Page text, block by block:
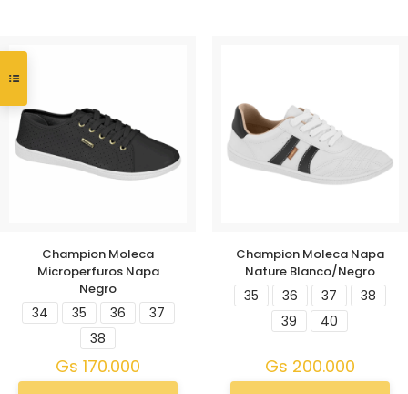
Champion Moleca
Microperfuros Napa
Negro
34 35 36
37
38
Gs 170.000
Champion Moleca Napa
Nature Blanco/Negro
35 36 37
38
39
40
Gs 200.000